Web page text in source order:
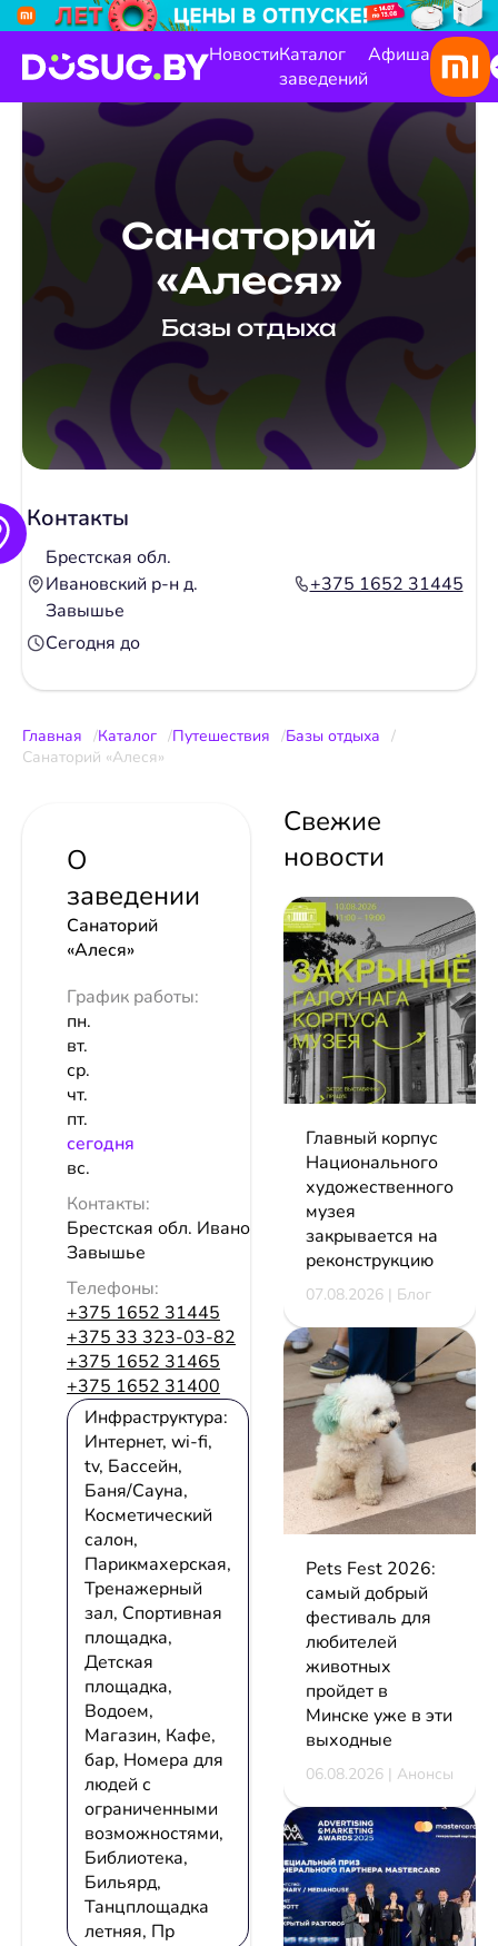
НовостиКаталог
заведений
Афиша
Санаторий
«Алеся»
Базы отдыха
Контакты
Брестская обл.
Ивановский р-н д.
Завышье
+375 1652 31445
Сегодня до
Главная Каталог Путешествия
Базы отдыха
Санаторий «Алеся»
О
заведении
Санаторий
«Алеся»
График работы:
пн.
вт.
ср.
чт.
пт.
сeгодня
вс.
Контакты:
Брестская обл. Ивановский р-н д.
Завышье
Телефоны:
+375 1652 31445
+375 33 323-03-82
+375 1652 31465
+375 1652 31400
Инфраструктура:
Интернет, wi-fi,
tv, Бассейн,
Баня/Сауна,
Косметический
салон,
Парикмахерская,
Тренажерный
зал, Спортивная
площадка,
Детская
площадка,
Водоем,
Магазин, Кафе,
бар, Номера для
людей с
ограниченными
возможностями,
Библиотека,
Бильярд,
Танцплощадка
летняя, Пр
Свежие
новости
Главный корпус
Национального
художественного
музея
закрывается на
реконструкцию
07.08.2026 | Блог
Pets Fest 2026:
самый добрый
фестиваль для
любителей
животных
пройдет в
Минске уже в эти
выходные
06.08.2026 | Анонсы